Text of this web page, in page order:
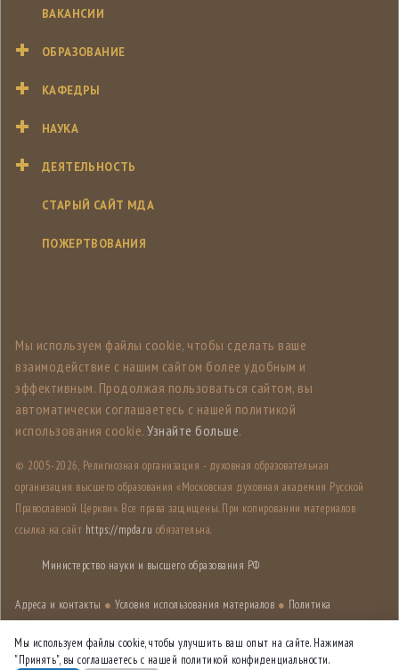
ВАКАНСИИ
ОБРАЗОВАНИЕ
КАФЕДРЫ
НАУКА
ДЕЯТЕЛЬНОСТЬ
СТАРЫЙ САЙТ МДА
ПОЖЕРТВОВАНИЯ
Мы используем файлы cookie, чтобы сделать ваше
взаимодействие с нашим сайтом более удобным и
эффективным. Продолжая пользоваться сайтом, вы
автоматически соглашаетесь с нашей политикой
использования cookie. Узнайте больше.
© 2005-2026, Религиозная организация - духовная образовательная
организация высшего образования «Московская духовная академия Русской
Православной Церкви». Все права защищены. При копировании материалов
ссылка на сайт https://mpda.ru обязательна.
Министерство науки и высшего образования РФ
Адреса и контакты ● Условия использования материалов ● Политика
конфиденциальности●Карта сайта
Дизайн разработанЛабораторией дизайна НИУ ВШЭ
Мы используем файлы cookie, чтобы улучшить ваш опыт на сайте. Нажимая
"Принять", вы соглашаетесь с нашей политикой конфиденциальности.